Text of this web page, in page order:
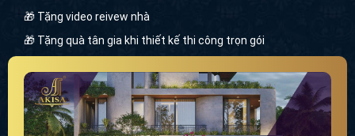
🎁 Tặng video reivew nhà
🎁 Tặng quà tân gia khi thiết kế thi công trọn gói